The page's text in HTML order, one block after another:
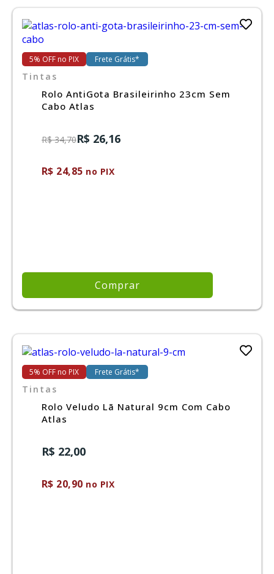
5% OFF no PIX Frete Grátis*
Tintas
Rolo AntiGota Brasileirinho 23cm Sem
Cabo Atlas
R$ 34,70R$ 26,16
R$ 24,85 no PIX
Comprar
5% OFF no PIX Frete Grátis*
Tintas
Rolo Veludo Lã Natural 9cm Com Cabo
Atlas
R$ 22,00
R$ 20,90 no PIX